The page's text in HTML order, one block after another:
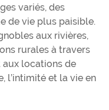
variés, des
de vie plus paisible.
aux rivières,
rurales à travers
aux locations de
l’intimité et la vie en